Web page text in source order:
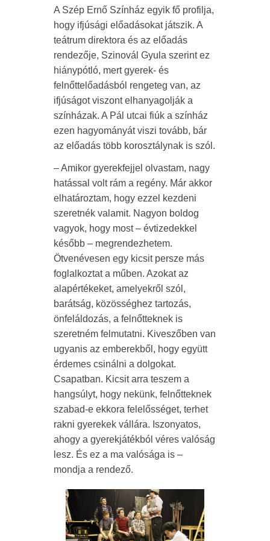
A Szép Ernő Színház egyik fő profilja,
hogy ifjúsági előadásokat játszik. A
teátrum direktora és az előadás
rendezője, Szinovál Gyula szerint ez
hiánypótló, mert gyerek- és
felnőttelőadásból rengeteg van, az
ifjúságot viszont elhanyagolják a
színházak. A Pál utcai fiúk a színház
ezen hagyományát viszi tovább, bár
az előadás több korosztálynak is szól.
– Amikor gyerekfejjel olvastam, nagy
hatással volt rám a regény. Már akkor
elhatároztam, hogy ezzel kezdeni
szeretnék valamit. Nagyon boldog
vagyok, hogy most – évtizedekkel
később – megrendezhetem.
Ötvenévesen egy kicsit persze más
foglalkoztat a műben. Azokat az
alapértékeket, amelyekről szól,
barátság, közösséghez tartozás,
önfeláldozás, a felnőtteknek is
szeretném felmutatni. Kiveszőben van
ugyanis az emberekből, hogy együtt
érdemes csinálni a dolgokat.
Csapatban. Kicsit arra teszem a
hangsúlyt, hogy nekünk, felnőtteknek
szabad-e ekkora felelősséget, terhet
rakni gyerekek vállára. Iszonyatos,
ahogy a gyerekjátékból véres valóság
lesz. És ez a ma valósága is –
mondja a rendező.